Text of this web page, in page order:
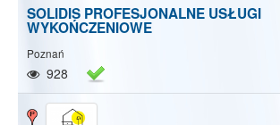
SOLIDIS PROFESJONALNE USŁUGI
WYKOŃCZENIOWE
Poznań
928